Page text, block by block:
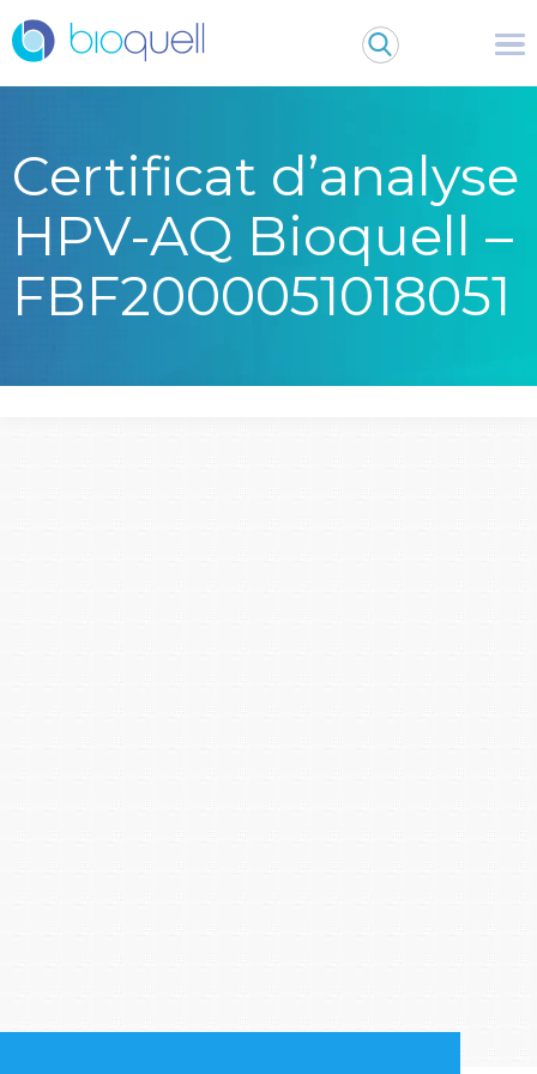
Certificat d’analyse
HPV-AQ Bioquell –
FBF2000051018051